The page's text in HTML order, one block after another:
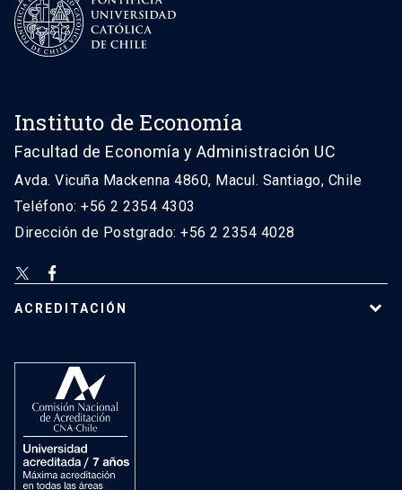
Instituto de Economía
Facultad de Economía y Administración UC
Avda. Vicuña Mackenna 4860, Macul. Santiago, Chile
Teléfono: +56 2 2354 4303
Dirección de Postgrado: +56 2 2354 4028
ACREDITACIÓN